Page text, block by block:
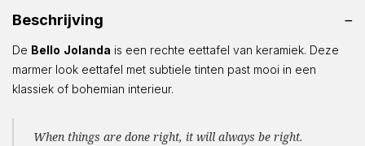
Beschrijving
De Bello Jolanda is een rechte eettafel van keramiek. Deze
marmer look eettafel met subtiele tinten past mooi in een
klassiek of bohemian interieur.
When things are done right, it will always be right.